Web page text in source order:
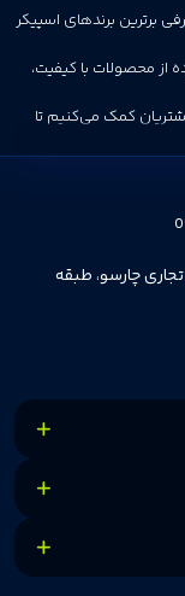
برترین برندهای اسپیکر
از محصولات با کیفیت،
کمک می‌کنیم تا
با تجربه‌ای بیش از
و مطمئن تمرکز دارد تا
ما به رضایت و اعتماد
را برای آن‌ها فراهم
چارسو، طبقه